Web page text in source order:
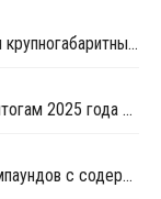
Российские компаунды выбраны для литья крупногабаритных автокомпонентов BELGEE
Российский рынок суперконцентратов по итогам 2025 года сократился на 6%
БАЛИТЕХ поставил линию для выпуска компаундов с содержанием стекловолокна до 35%